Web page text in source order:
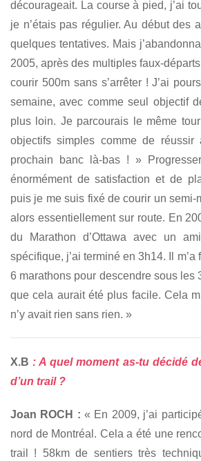
décourageait. La course à pied, j’ai
je n’étais pas régulier. Au début des
quelques tentatives. Mais
2005, après des multiples faux-
courir 500m sans s’arrêter ! J’ai
semaine, avec comme seul objectif
plus loin. Je parcourais le même
objectifs simples comme de
prochain banc là-bas ! »
énormément de satisfaction et de
puis je me suis fixé de courir un semi-
alors essentiellement sur route. En
du Marathon d’Ottawa avec un
spécifique, j’ai terminé en 3h14. Il
6 marathons pour descendre sous les
que cela aurait été plus facile. Cela
n’y avait rien sans rien. »
X.B : A quel moment as-tu décidé
d’un trail ?
Joan ROCH : « En 2009, j’ai
nord de Montréal. Cela a été une
trail ! 58km de sentiers très